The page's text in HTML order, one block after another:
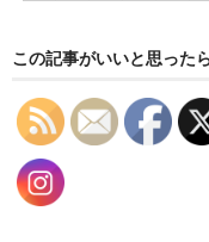
この記事がいいと思った